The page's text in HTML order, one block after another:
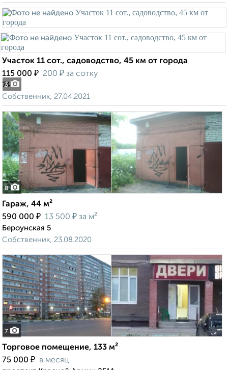
3
Участок 11 сот., садоводство, 45 км от города
115 000 ₽ 200 ₽ за сотку
74
Собственник, 27.04.2021
8
Гараж, 44 м²
590 000 ₽ 13 500 ₽ за м²
Бероунская 5
Собственник, 23.08.2020
7
Торговое помещение, 133 м²
75 000 ₽ в месяц